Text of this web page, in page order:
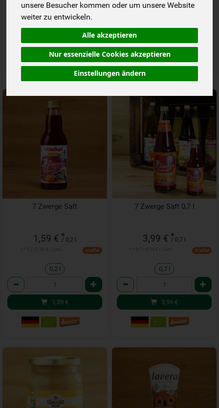
unsere Besucher kommen oder um unsere Website
weiter zu entwickeln.
Alle akzeptieren
Nur essenzielle Cookies akzeptieren
Einstellungen ändern
5,99€ 5,49€
7 Zwerge Saft
1,59 € *
/ 0,2 l
Staffel
0,2 l
Anzahl
1,59 €
7 Zwerge Saft 0,7 l
3,99 € *
/ 0,7 l
Staffel
0,7 l
Anzahl
3,99 €